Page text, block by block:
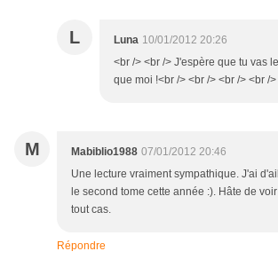
L Luna 10/01/2012 20:26
<br /> <br /> J'espère que tu vas
que moi !<br /> <br /> <br /> <br />
M Mabiblio1988 07/01/2012 20:46
Une lecture vraiment sympathique. J'ai
le second tome cette année :). Hâte de
tout cas.
Répondre